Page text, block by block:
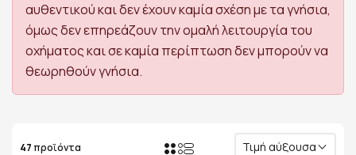
αυθεντικού και δεν έχουν καμία σχέση με τα γνήσια,
όμως δεν επηρεάζουν την ομαλή λειτουργία του
οχήματος και σε καμία περίπτωση δεν μπορούν να
θεωρηθούν γνήσια.
47 προϊόντα Τιμή αύξουσα